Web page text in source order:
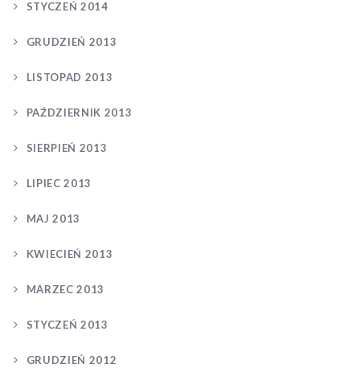
STYCZEŃ 2014
GRUDZIEŃ 2013
LISTOPAD 2013
PAŹDZIERNIK 2013
SIERPIEŃ 2013
LIPIEC 2013
MAJ 2013
KWIECIEŃ 2013
MARZEC 2013
STYCZEŃ 2013
GRUDZIEŃ 2012